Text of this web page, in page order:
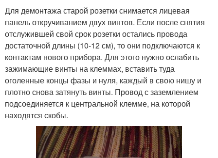
Для демонтажа старой розетки снимается лицевая
панель откручиванием двух винтов. Если после снятия
отслужившей свой срок розетки остались провода
достаточной длины (10-12 см), то они подключаются к
контактам нового прибора. Для этого нужно ослабить
зажимающие винты на клеммах, вставить туда
оголенные концы фазы и нуля, каждый в свою нишу и
плотно снова затянуть винты. Провод с заземлением
подсоединяется к центральной клемме, на которой
находятся скобы.